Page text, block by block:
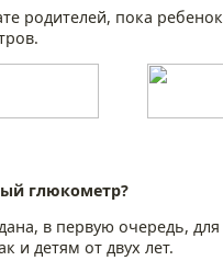
родителей, пока
глюкометр?
в первую очередь,
и детям от двух лет.